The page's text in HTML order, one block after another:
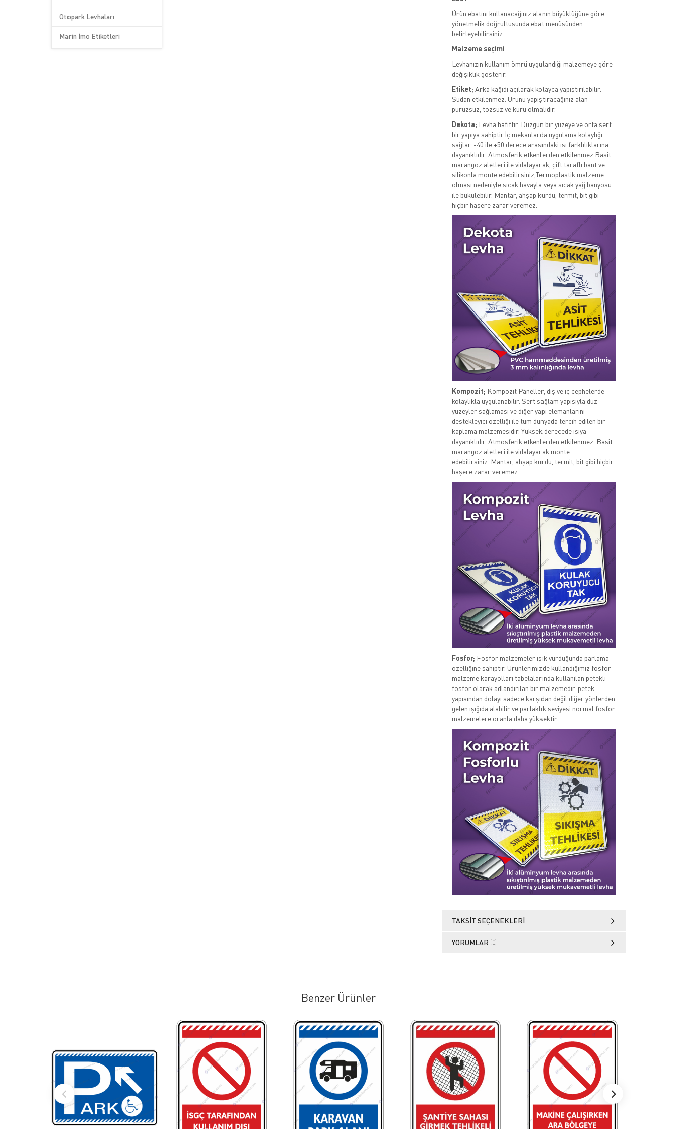
Otopark Levhaları
Marin İmo Etiketleri
Ürün ebatını kullanacağınız alanın büyüklüğüne göre
yönetmelik doğrultusunda ebat menüsünden
belirleyebilirsiniz
Malzeme seçimi
Levhanızın kullanım ömrü uygulandığı malzemeye göre
değişiklik gösterir.
Etiket; Arka kağıdı açılarak kolayca yapıştırılabilir.
Sudan etkilenmez. Ürünü yapıştıracağınız alan
pürüzsüz, tozsuz ve kuru olmalıdır.
Dekota; Levha hafiftir. Düzgün bir yüzeye ve orta sert
bir yapıya sahiptir.İç mekanlarda uygulama kolaylığı
sağlar. -40 ile +50 derece arasındaki ısı farklılıklarına
dayanıklıdır. Atmosferik etkenlerden etkilenmez.Basit
marangoz aletleri ile vidalayarak, çift taraflı bant ve
silikonla monte edebilirsiniz,Termoplastik malzeme
olması nedeniyle sıcak havayla veya sıcak yağ banyosu
ile bükülebilir. Mantar, ahşap kurdu, termit, bit gibi
hiçbir haşere zarar veremez.
Kompozit; Kompozit Paneller, dış ve iç cephelerde
kolaylıkla uygulanabilir. Sert sağlam yapısıyla düz
yüzeyler sağlaması ve diğer yapı elemanlarını
destekleyici özelliği ile tüm dünyada tercih edilen bir
kaplama malzemesidir. Yüksek derecede ısıya
dayanıklıdır. Atmosferik etkenlerden etkilenmez. Basit
marangoz aletleri ile vidalayarak monte
edebilirsiniz. Mantar, ahşap kurdu, termit, bit gibi hiçbir
haşere zarar veremez.
Fosfor; Fosfor malzemeler ışık vurduğunda parlama
özelliğine sahiptir. Ürünlerimizde kullandığımız fosfor
malzeme karayolları tabelalarında kullanılan petekli
fosfor olarak adlandırılan bir malzemedir. petek
yapısından dolayı sadece karşıdan değil diğer yönlerden
gelen ışığıda alabilir ve parlaklık seviyesi normal fosfor
malzemelere oranla daha yüksektir.
TAKSIT SEÇENEKLERI
YORUMLAR (0)
Benzer Ürünler